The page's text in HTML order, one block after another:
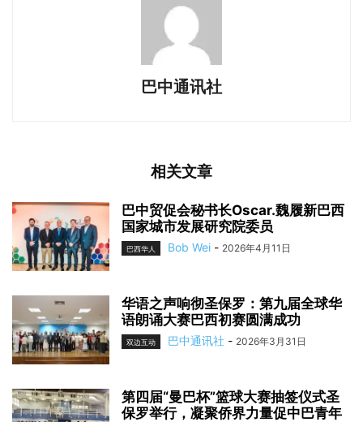
巴中通讯社
相关文章
巴中贸促会秘书长Oscar.魏履新巴西
国家城市发展研究院委员
巴西华人 Bob Wei - 2026年4月11日
华语之声响彻圣保罗：第九届全球华
语朗诵大赛巴西初赛圆满成功
双边互动 巴中通讯社 - 2026年3月31日
第四届“曼巴杯”篮球大赛抽签仪式圣
保罗举行，凝聚侨界力量促中巴青年